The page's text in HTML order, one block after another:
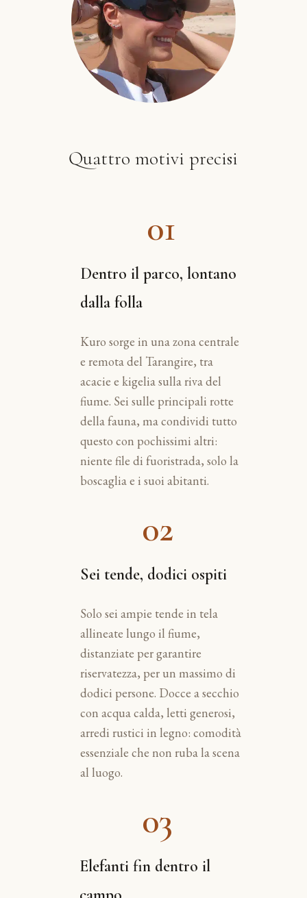
Quattro motivi precisi
01
Dentro il parco, lontano
dalla folla
Kuro sorge in una zona centrale
e remota del Tarangire, tra
acacie e kigelia sulla riva del
fiume. Sei sulle principali rotte
della fauna, ma condividi tutto
questo con pochissimi altri:
niente file di fuoristrada, solo la
boscaglia e i suoi abitanti.
02
Sei tende, dodici ospiti
Solo sei ampie tende in tela
allineate lungo il fiume,
distanziate per garantire
riservatezza, per un massimo di
dodici persone. Docce a secchio
con acqua calda, letti generosi,
arredi rustici in legno: comodità
essenziale che non ruba la scena
al luogo.
03
Elefanti fin dentro il